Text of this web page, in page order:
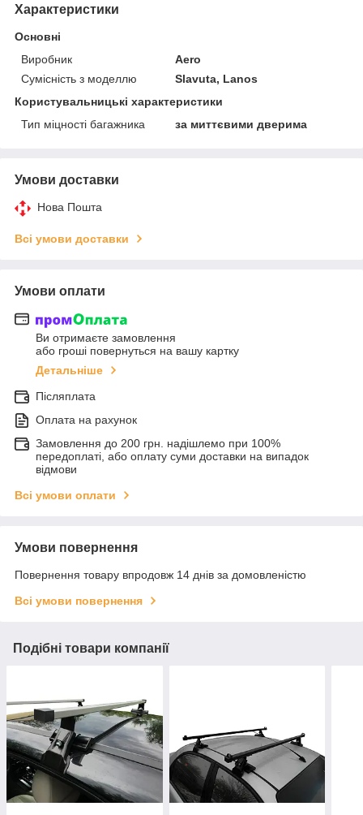
Характеристики
Основні
Виробник
Aero
Сумісність з моделлю
Slavuta, Lanos
Користувальницькі характеристики
Тип міцності багажника
за миттєвими дверима
Умови доставки
Нова Пошта
Всі умови доставки
Умови оплати
Ви отримаєте замовлення
або гроші повернуться на вашу картку
Детальніше
Післяплата
Оплата на рахунок
Замовлення до 200 грн. надішлемо при 100%
передоплаті, або оплату суми доставки на випадок
відмови
Всі умови оплати
Умови повернення
Повернення товару впродовж 14 днів за домовленістю
Всі умови повернення
Подібні товари компанії